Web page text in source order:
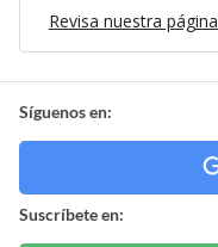
Revisa nuestra
Síguenos en:
Suscríbete en: